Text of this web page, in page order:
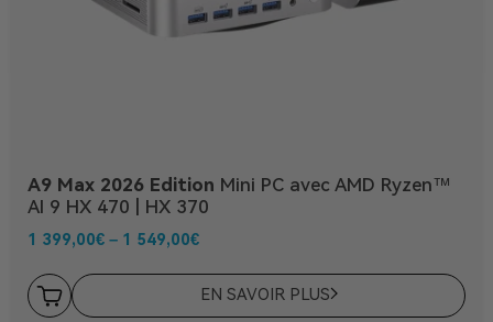
A9 Max 2026 Edition Mini PC avec AMD Ryzen™
AI 9 HX 470 | HX 370
1 399,00€ – 1 549,00€
EN SAVOIR PLUS